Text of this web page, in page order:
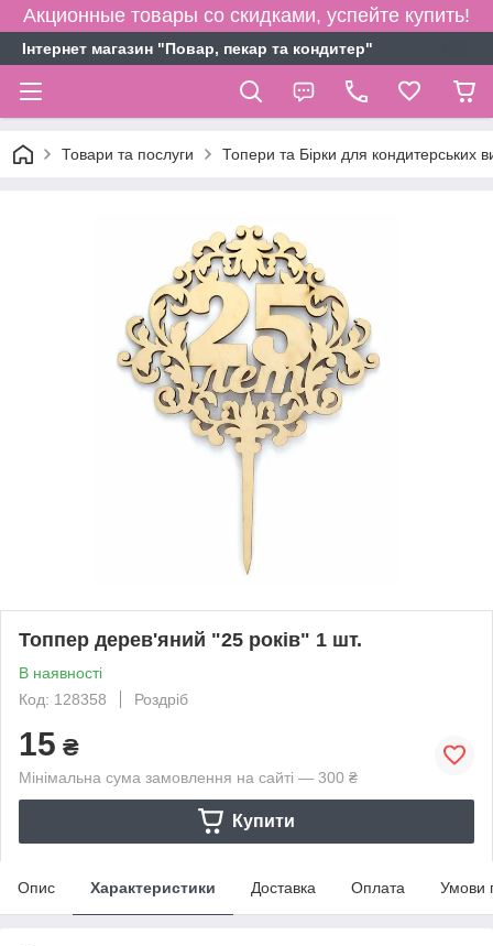
Акционные товары со скидками, успейте купить!
Інтернет магазин "Повар, пекар та кондитер"
Товари та послуги Топери та Бірки для кондитерських
Топпер дерев'яний "25 років" 1 шт.
В наявності
Код: 128358
Роздріб
15 ₴
Мінімальна сума замовлення на сайті — 300 ₴
Купити
Опис Характеристики Доставка Оплата Умови